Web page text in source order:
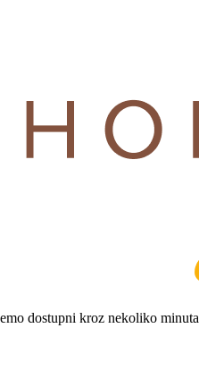
dostupni kroz nekoliko minuta